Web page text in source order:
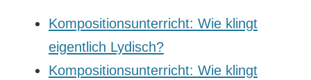
Kompositionsunterricht: Wie klingt
eigentlich Lydisch?
Kompositionsunterricht: Wie klingt